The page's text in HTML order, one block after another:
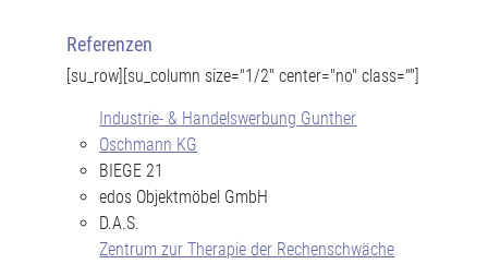
Referenzen
[su_row][su_column size="1/2" center="no" class=""]
Industrie- & Handelswerbung Gunther
Oschmann KG
BIEGE 21
edos Objektmöbel GmbH
D.A.S.
Zentrum zur Therapie der Rechenschwäche